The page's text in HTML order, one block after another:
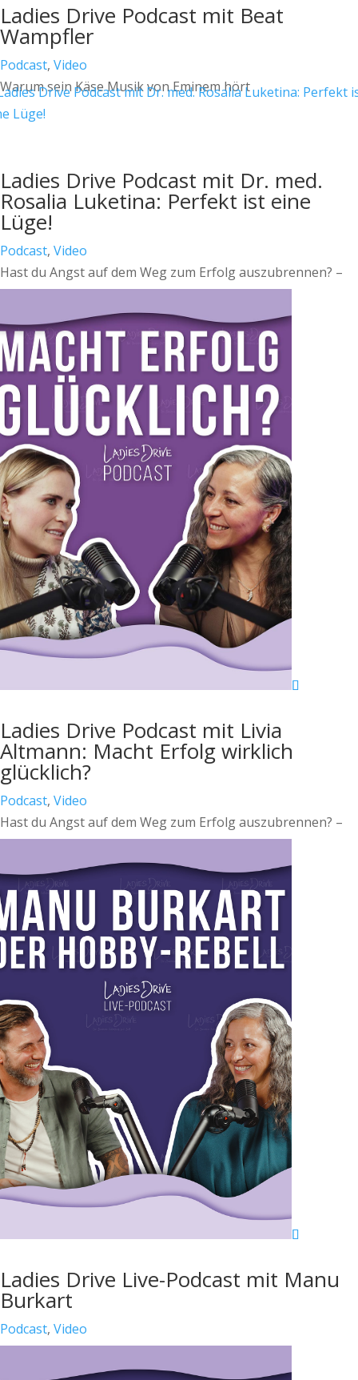
Ladies Drive Podcast mit Beat
Wampfler
Podcast, Video
Warum sein Käse Musik von Eminem hört
Ladies Drive Podcast mit Dr. med.
Rosalia Luketina: Perfekt ist eine
Lüge!
Podcast, Video
Hast du Angst auf dem Weg zum Erfolg auszubrennen? –
Lektionen aus dem Spitzensport
Ladies Drive Podcast mit Livia
Altmann: Macht Erfolg wirklich
glücklich?
Podcast, Video
Hast du Angst auf dem Weg zum Erfolg auszubrennen? –
Lektionen aus dem Spitzensport
Ladies Drive Live-Podcast mit Manu
Burkart
Podcast, Video
Shitstorm, Social Media & Satire